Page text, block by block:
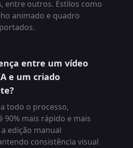
entre outros. Estilos como
animado e quadro
entre um vídeo
e um criado
todo o processo,
mais rápido e mais
edição manual
consistência visual